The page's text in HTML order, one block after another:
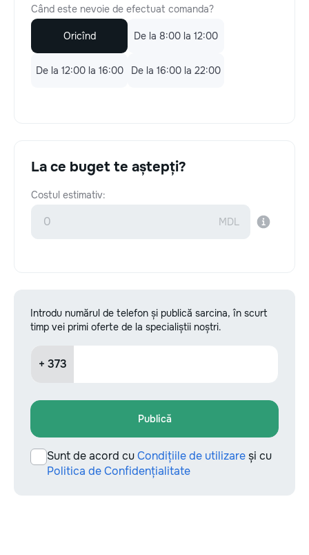
Când este nevoie de efectuat comanda?
Oricînd De la 8:00 la 12:00
De la 12:00 la 16:00 De la 16:00 la 22:00
La ce buget te aștepți?
Costul estimativ:
Introdu numărul de telefon și publică sarcina, în scurt
timp vei primi oferte de la specialiștii noștri.
+ 373
Publică
Sunt de acord cuCondițiile de utilizareși cu
Politica de Confidențialitate